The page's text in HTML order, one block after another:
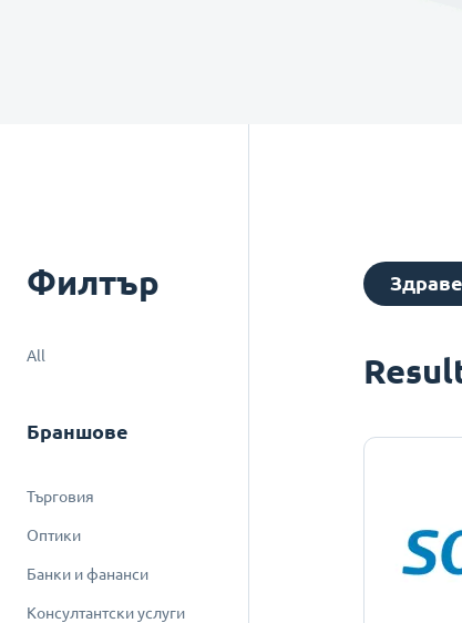
Филтър
All
Браншове
Търговия
Оптики
Банки и фананси
Консултантски услуги